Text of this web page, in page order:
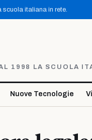
scuola italiana in rete.
1998 LA SCUOLA
Nuove Tecnologie